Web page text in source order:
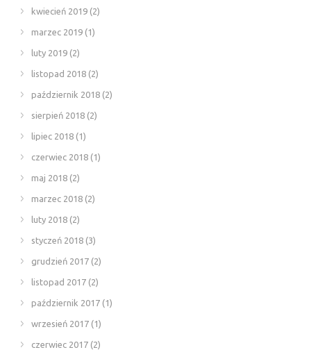
kwiecień 2019 (2)
marzec 2019 (1)
luty 2019 (2)
listopad 2018 (2)
październik 2018 (2)
sierpień 2018 (2)
lipiec 2018 (1)
czerwiec 2018 (1)
maj 2018 (2)
marzec 2018 (2)
luty 2018 (2)
styczeń 2018 (3)
grudzień 2017 (2)
listopad 2017 (2)
październik 2017 (1)
wrzesień 2017 (1)
czerwiec 2017 (2)